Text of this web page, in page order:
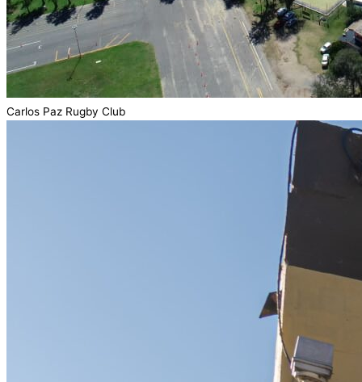
Carlos Paz Rugby Club